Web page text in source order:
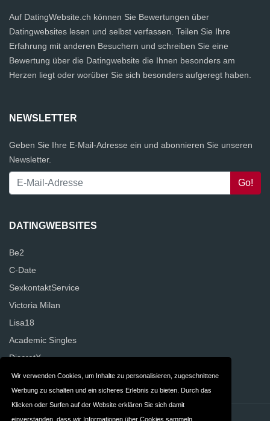
Wir verwenden Cookies, um Inhalte zu personalisieren, zugeschnittene
Werbung zu schalten und ein sicheres Erlebnis zu bieten. Durch das
Klicken oder Surfen auf der Website erklären Sie sich damit
einverstanden, dass wir Informationen über Cookies sammeln.
Auf DatingWebsite.ch können Sie Bewertungen über
Datingwebsites lesen und selbst verfassen. Teilen Sie Ihre
Erfahrung mit anderen Besuchern und schreiben Sie eine
Bewertung über die Datingwebsite die Ihnen besonders am
Herzen liegt oder worüber Sie sich besonders aufgeregt haben.
NEWSLETTER
Geben Sie Ihre E-Mail-Adresse ein und abonnieren Sie unseren
Newsletter.
DATINGWEBSITES
Be2
C-Date
SexkontaktService
Victoria Milan
Lisa18
Academic Singles
DiscretX
NettesAbenteuer